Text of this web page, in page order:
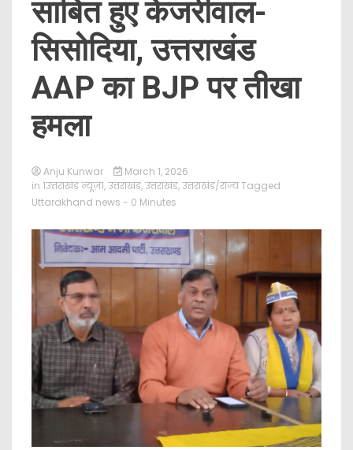
साबित हुए केजरीवाल-
सिसोदिया, उत्तराखंड
AAP का BJP पर तीखा
हमला
Anju Kunwar
March 1, 2026
in 1उत्तराखंड न्यूज़1,उत्तराखंड,उत्तराखंड,उत्तराखंड/राज्यTagged
Uttarakhand news - 0 Minutes